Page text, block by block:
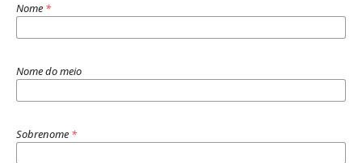
Nome *
Nome do meio
Sobrenome *